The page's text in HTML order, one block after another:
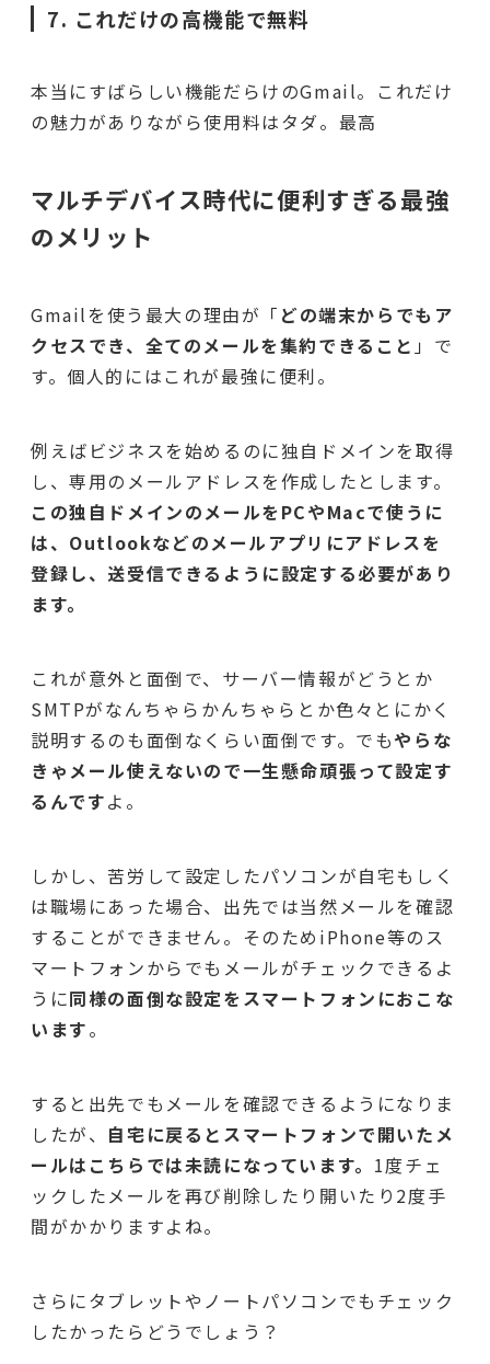
7. これだけの高機能で無料
本当にすばらしい機能だらけのGmail。これだけ
の魅力がありながら使用料はタダ。最高
マルチデバイス時代に便利すぎる最強
のメリット
Gmailを使う最大の理由が「 どの端末からでもア
クセスでき、全てのメールを集約できること 」で
す。個人的にはこれが最強に便利。
例えばビジネスを始めるのに独自ドメインを取得
し、専用のメールアドレスを作成したとします。
この独自ドメインのメールをPCやMacで使うに
は、Outlookなどのメールアプリにアドレスを
登録し、 送受信できるように設定する必要があり
ます。
これが意外と面倒で、サーバー情報がどうとか
SMTPがなんちゃらかんちゃらとか色々とにかく
説明するのも面倒なくらい面倒です。でもやらな
きゃメール使えないので一生懸命頑張って設定す
るんですよ。
しかし、苦労して設定したパソコンが自宅もしく
は職場にあった場合、出先では当然メールを確認
することができません。そのためiPhone等のス
マートフォンからでもメールがチェックできるよ
うに同様の面倒な設定をスマートフォンにおこな
います。
すると出先でもメールを確認できるようになりま
したが、 自宅に戻るとスマートフォンで開いたメ
ールはこちらでは未読になっています。 1度チェ
ックしたメールを再び削除したり開いたり2度手
間がかかりますよね。
さらにタブレットやノートパソコンでもチェック
したかったらどうでしょう？